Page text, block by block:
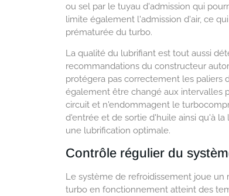
ou sel par le tuyau d'admission qui
limite également l'admission d'air, ce
prématurée du turbo.
La qualité du lubrifiant est tout aussi
recommandations du constructeur
protégera pas correctement les paliers
également être changé aux intervalles
circuit et n'endommagent le
d'entrée et de sortie d'huile ainsi qu'à
une lubrification optimale.
Contrôle régulier du
Le système de refroidissement joue
turbo en fonctionnement atteint des